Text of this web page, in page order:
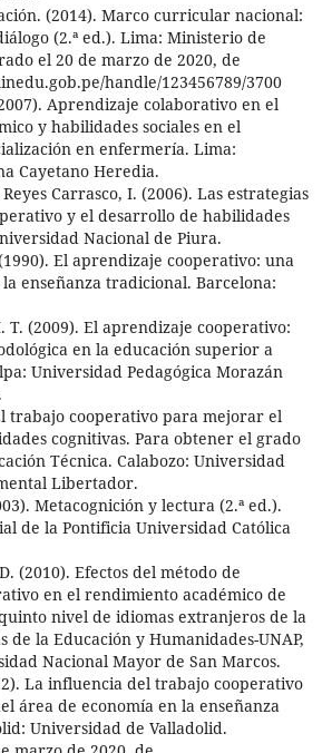
(2014). Marco curricular nacional:
(2.ª ed.). Lima: Ministerio de
el 20 de marzo de 2020, de
handle/123456789/3700
Aprendizaje colaborativo en el
y habilidades sociales en el
en enfermería. Lima:
Cayetano Heredia.
Carrasco, I. (2006). Las estrategias
y el desarrollo de habilidades
Nacional de Piura.
El aprendizaje cooperativo: una
enseñanza tradicional. Barcelona:
T. (2009). El aprendizaje cooperativo:
en la educación superior a
Universidad Pedagógica Morazán
trabajo cooperativo para mejorar el
cognitivas. Para obtener el grado
Técnica. Calabozo: Universidad
Libertador.
Metacognición y lectura (2.ª ed.).
de la Pontificia Universidad Católica
(2010). Efectos del método de
en el rendimiento académico de
nivel de idiomas extranjeros de la
de la Educación y Humanidades-UNAP,
Nacional Mayor de San Marcos.
La influencia del trabajo cooperativo
área de economía en la enseñanza
Universidad de Valladolid.